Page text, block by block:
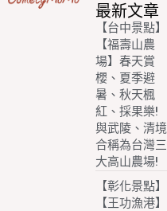
最新文章
【台中景點】
【福壽山農
場】春天賞
櫻、夏季避
暑、秋天楓
紅、採果樂!
與武陵、清境
合稱為台灣三
大高山農場!
【彰化景點】
【王功漁港】